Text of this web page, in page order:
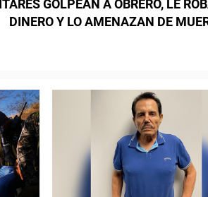
GOLPEAN A OBRERO, LE
DINERO Y LO AMENAZAN DE